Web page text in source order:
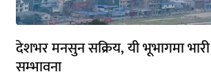
देशभर मनसुन सक्रिय, यी भूभागमा भारी
सम्भावना